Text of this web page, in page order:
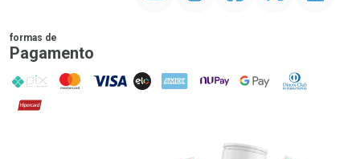
formas de
Pagamento
PIX MasterCard
VISA ELO AMEX NuPay Google PayDiners Club
Hipercard
Promoção em Destaque